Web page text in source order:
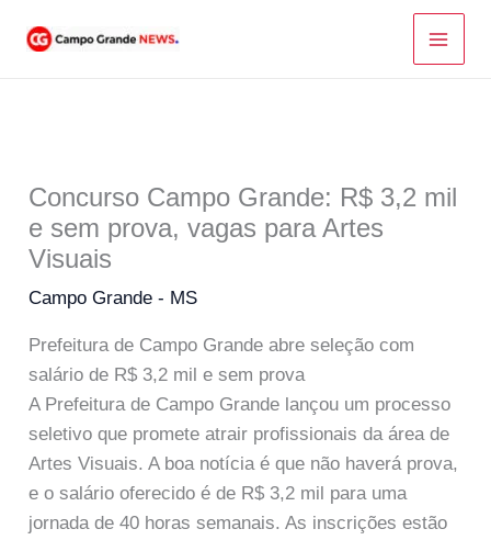
para
Concurso Campo Grande: R$ 3,2 mil
e sem prova, vagas para Artes
Visuais
Campo Grande - MS
Prefeitura de Campo Grande abre seleção com
salário de R$ 3,2 mil e sem prova
A Prefeitura de Campo Grande lançou um processo
seletivo que promete atrair profissionais da área de
Artes Visuais. A boa notícia é que não haverá prova,
e o salário oferecido é de R$ 3,2 mil para uma
jornada de 40 horas semanais. As inscrições estão